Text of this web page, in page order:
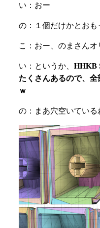
い：おー
の：１個だけかとお
こ：おー、のまさん
い：というか、 HHKB
たくさんあるので、
ｗ
の：まあ穴空いている